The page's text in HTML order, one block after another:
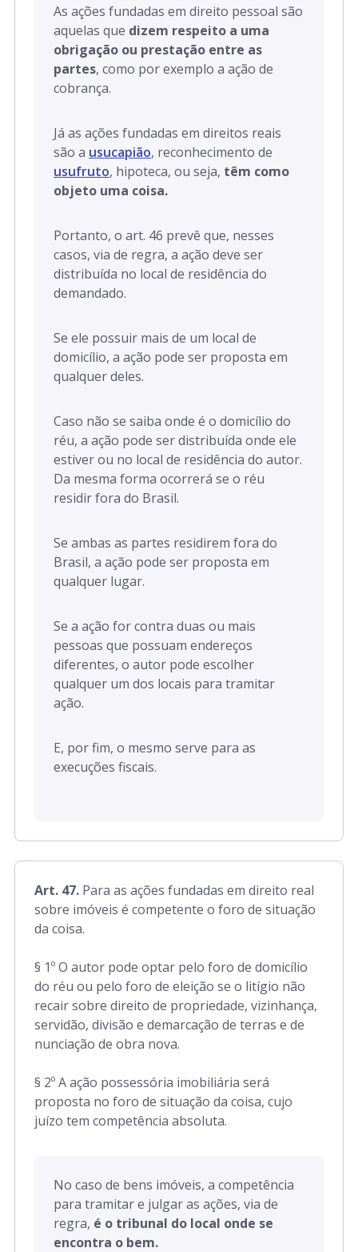
As ações fundadas em direito pessoal são
aquelas que dizem respeito a uma
obrigação ou prestação entre as
partes, como por exemplo a ação de
cobrança.
Já as ações fundadas em direitos reais
são a usucapião, reconhecimento de
usufruto, hipoteca, ou seja, têm como
objeto uma coisa.
Portanto, o art. 46 prevê que, nesses
casos, via de regra, a ação deve ser
distribuída no local de residência do
demandado.
Se ele possuir mais de um local de
domicílio, a ação pode ser proposta em
qualquer deles.
Caso não se saiba onde é o domicílio do
réu, a ação pode ser distribuída onde ele
estiver ou no local de residência do autor.
Da mesma forma ocorrerá se o réu
residir fora do Brasil.
Se ambas as partes residirem fora do
Brasil, a ação pode ser proposta em
qualquer lugar.
Se a ação for contra duas ou mais
pessoas que possuam endereços
diferentes, o autor pode escolher
qualquer um dos locais para tramitar
ação.
E, por fim, o mesmo serve para as
execuções fiscais.
Art. 47. Para as ações fundadas em direito real
sobre imóveis é competente o foro de situação
da coisa.
§ 1º O autor pode optar pelo foro de domicílio
do réu ou pelo foro de eleição se o litígio não
recair sobre direito de propriedade, vizinhança,
servidão, divisão e demarcação de terras e de
nunciação de obra nova.
§ 2º A ação possessória imobiliária será
proposta no foro de situação da coisa, cujo
juízo tem competência absoluta.
No caso de bens imóveis, a competência
para tramitar e julgar as ações, via de
regra, é o tribunal do local onde se
encontra o bem.